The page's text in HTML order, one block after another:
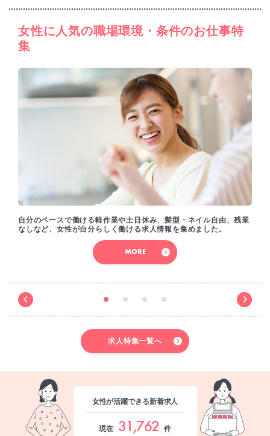
女性に人気の職場環境・条件のお仕事特
集
自分のペースで働ける軽作業や土日休み、髪型・ネイル自由、残業
なしなど、女性が自分らしく働ける求人情報を集めました。
MORE
求人特集一覧へ
女性が活躍できる新着求人
現在 31,762 件